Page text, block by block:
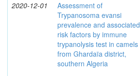
2020-12-01
Assessment of
Trypanosoma evansi
prevalence and associated
risk factors by immune
trypanolysis test in camels
from Ghardaïa district,
southern Algeria